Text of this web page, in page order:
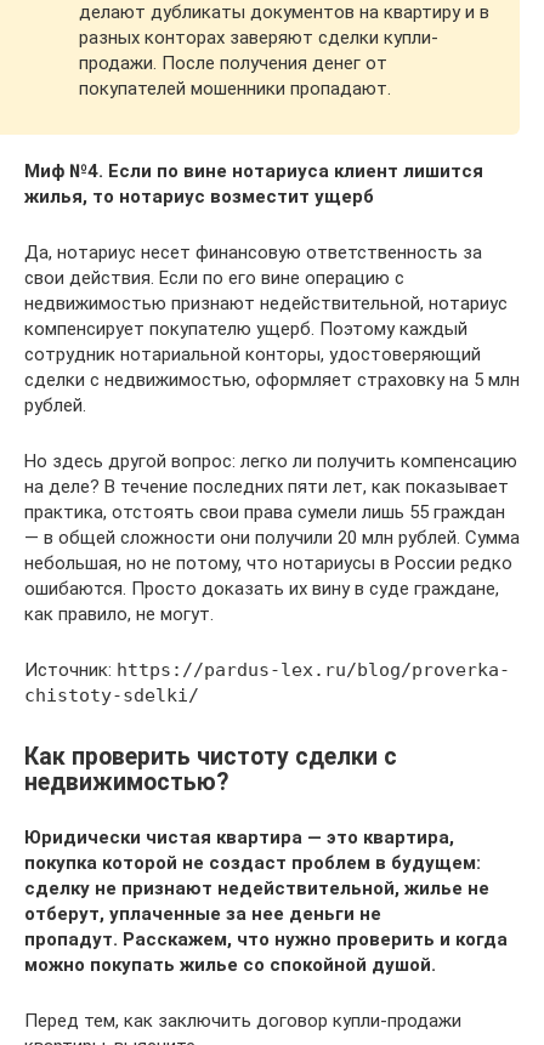
делают дубликаты документов на квартиру и в
разных конторах заверяют сделки купли-
продажи. После получения денег от
покупателей мошенники пропадают.
Миф №4. Если по вине нотариуса клиент лишится
жилья, то нотариус возместит ущерб
Да, нотариус несет финансовую ответственность за
свои действия. Если по его вине операцию с
недвижимостью признают недействительной, нотариус
компенсирует покупателю ущерб. Поэтому каждый
сотрудник нотариальной конторы, удостоверяющий
сделки с недвижимостью, оформляет страховку на 5 млн
рублей.
Но здесь другой вопрос: легко ли получить компенсацию
на деле? В течение последних пяти лет, как показывает
практика, отстоять свои права сумели лишь 55 граждан
— в общей сложности они получили 20 млн рублей. Сумма
небольшая, но не потому, что нотариусы в России редко
ошибаются. Просто доказать их вину в суде граждане,
как правило, не могут.
Источник: https://pardus-lex.ru/blog/proverka-
chistoty-sdelki/
Как проверить чистоту сделки с
недвижимостью?
Юридически чистая квартира — это квартира,
покупка которой не создаст проблем в будущем:
сделку не признают недействительной, жилье не
отберут, уплаченные за нее деньги не
пропадут. Расскажем, что нужно проверить и когда
можно покупать жилье со спокойной душой.
Перед тем, как заключить договор купли-продажи